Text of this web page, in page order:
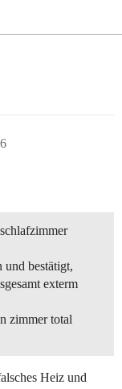
und bestätigt,
exterm
zimmer total
Heiz und